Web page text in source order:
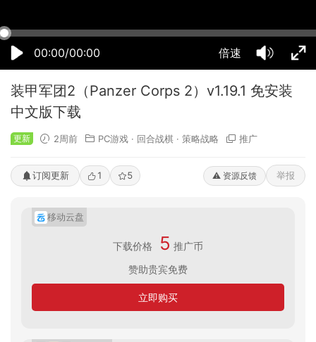
00:00/00:00 倍速
装甲军团2（Panzer Corps 2）v1.19.1 免安装
中文版下载
更新 2周前 PC游戏 · 回合战棋 · 策略战略 推广
订阅更新 1 5 ⚠️ 资源反馈 举报
移动云盘
下载价格 5 推广币
赞助贵宾免费
立即购买